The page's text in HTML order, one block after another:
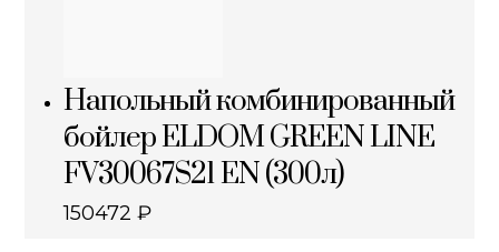
Напольный комбинированный
бойлер ELDOM GREEN LINE
FV30067S21 EN (300л)
150472₽